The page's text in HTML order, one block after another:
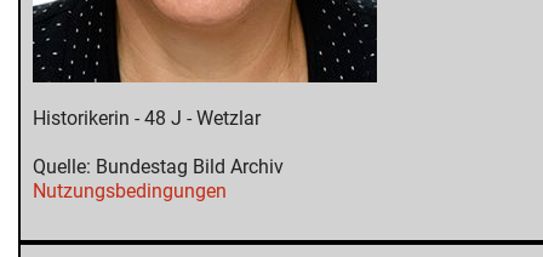
Historikerin - 48 J - Wetzlar
Quelle: Bundestag Bild Archiv
Nutzungsbedingungen